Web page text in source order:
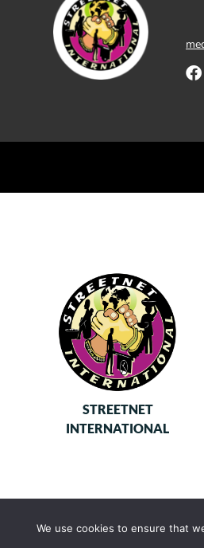
STREETNET
INTERNATIONAL
Follow us
We use cookies to ensure that